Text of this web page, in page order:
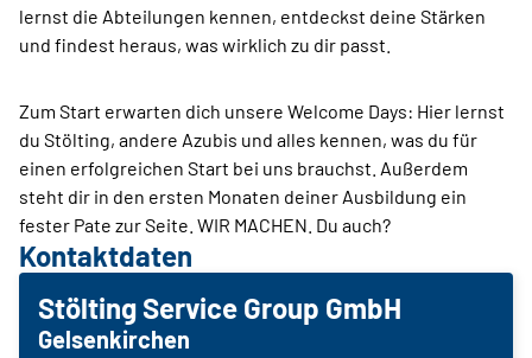
lernst die Abteilungen kennen, entdeckst deine Stärken
und findest heraus, was wirklich zu dir passt.
Zum Start erwarten dich unsere Welcome Days: Hier lernst
du Stölting, andere Azubis und alles kennen, was du für
einen erfolgreichen Start bei uns brauchst. Außerdem
steht dir in den ersten Monaten deiner Ausbildung ein
fester Pate zur Seite. WIR MACHEN. Du auch?
Kontaktdaten
Stölting Service Group GmbH
Gelsenkirchen